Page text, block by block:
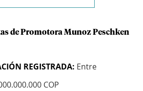
de Promotora Munoz Peschken
REGISTRADA: Entre
COP